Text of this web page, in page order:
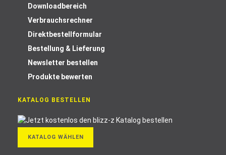
Downloadbereich
Verbrauchsrechner
Direktbestellformular
Bestellung & Lieferung
Newsletter bestellen
Produkte bewerten
KATALOG BESTELLEN
KATALOG WÄHLEN